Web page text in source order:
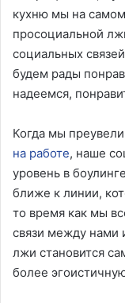
кухню мы на
просоциальной
социальных
будем рады
надеемся,
Когда мы
на работе, наше
уровень в
ближе к линии,
то время как мы
связи между нами
лжи становится
более